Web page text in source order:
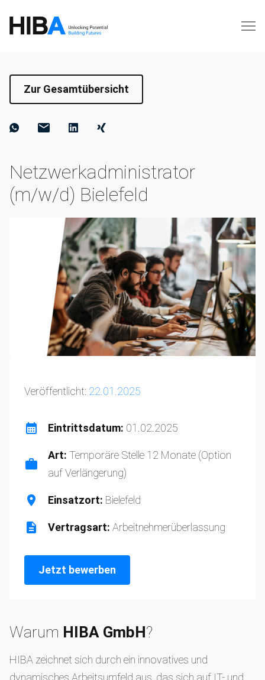
Zur Gesamtübersicht
Netzwerkadministrator
(m/w/d) Bielefeld
Veröffentlicht: 22.01.2025
Eintrittsdatum: 01.02.2025
Art: Temporäre Stelle 12 Monate (Option
auf Verlängerung)
Einsatzort: Bielefeld
Vertragsart: Arbeitnehmerüberlassung
Jetzt bewerben
Warum HIBA GmbH?
HIBA zeichnet sich durch ein innovatives und
dynamisches Arbeitsumfeld aus, das sich auf IT- und